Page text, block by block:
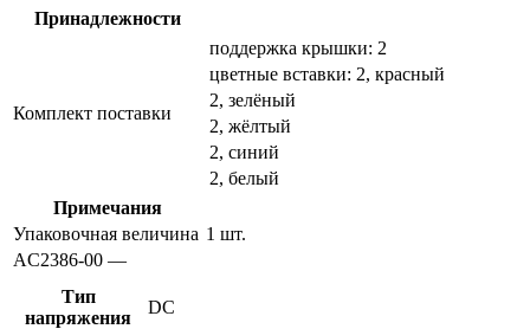
Принадлежности
Комплект поставки
поддержка крышки: 2
цветные вставки: 2, красный
2, зелёный
2, жёлтый
2, синий
2, белый
Примечания
Упаковочная величина 1 шт.
AC2386-00 —
Тип
напряжения
DC